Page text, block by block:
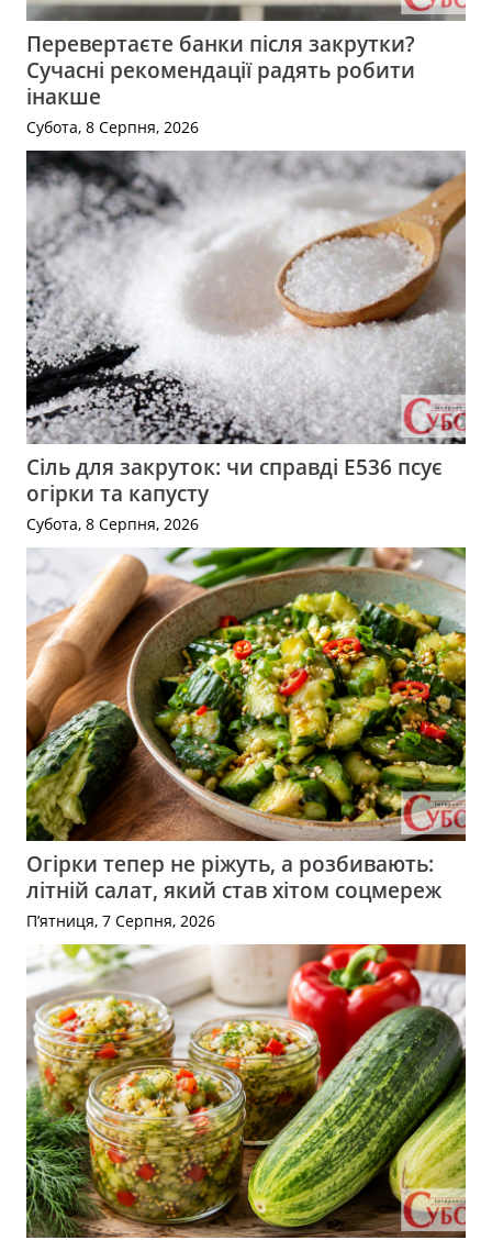
Перевертаєте банки після закрутки?
Сучасні рекомендації радять робити
інакше
Субота, 8 Серпня, 2026
Сіль для закруток: чи справді Е536 псує
огірки та капусту
Субота, 8 Серпня, 2026
Огірки тепер не ріжуть, а розбивають:
літній салат, який став хітом соцмереж
П’ятниця, 7 Серпня, 2026